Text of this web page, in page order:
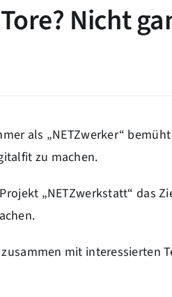
Nicht
als „NETZwerker“ bemüht
zu machen.
„NETZwerkstatt“ das
mit interessierten